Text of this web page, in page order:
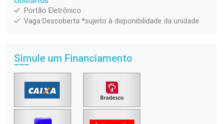
Portão Eletrônico
Vaga Descoberta *sujeito à disponibilidade da unidade
Simule um Financiamento